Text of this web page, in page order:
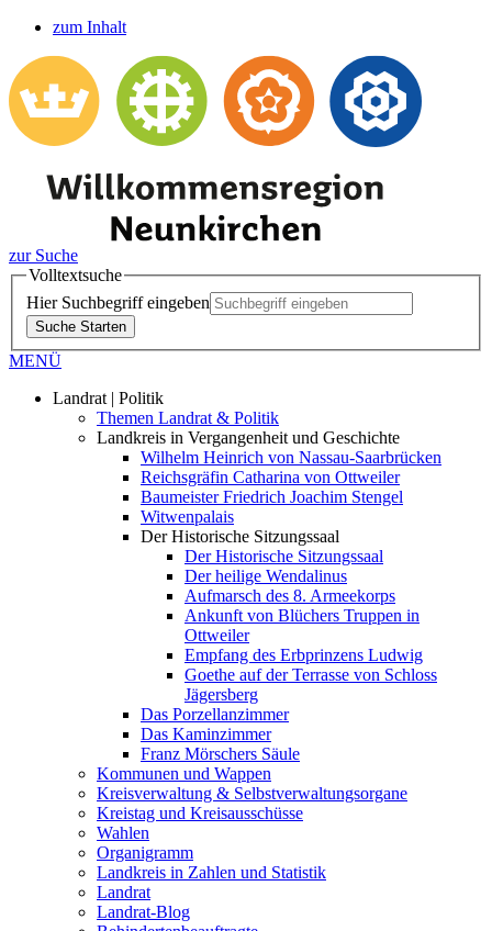
zum Inhalt
zur Suche
Volltextsuche
Hier Suchbegriff eingeben
Suche Starten
MENÜ
Landrat | Politik
Themen Landrat & Politik
Landkreis in Vergangenheit und Geschichte
Wilhelm Heinrich von Nassau-Saarbrücken
Reichsgräfin Catharina von Ottweiler
Baumeister Friedrich Joachim Stengel
Witwenpalais
Der Historische Sitzungssaal
Der Historische Sitzungssaal
Der heilige Wendalinus
Aufmarsch des 8. Armeekorps
Ankunft von Blüchers Truppen in
Ottweiler
Empfang des Erbprinzens Ludwig
Goethe auf der Terrasse von Schloss
Jägersberg
Das Porzellanzimmer
Das Kaminzimmer
Franz Mörschers Säule
Kommunen und Wappen
Kreisverwaltung & Selbstverwaltungsorgane
Kreistag und Kreisausschüsse
Wahlen
Organigramm
Landkreis in Zahlen und Statistik
Landrat
Landrat-Blog